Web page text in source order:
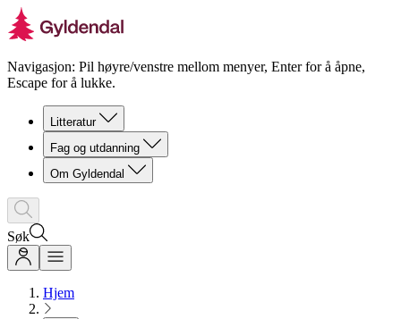
Navigasjon: Pil høyre/venstre mellom menyer, Enter for å åpne,
Escape for å lukke.
Litteratur
Fag og utdanning
Om Gyldendal
Søk
Hjem